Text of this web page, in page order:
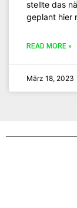
stellte das
geplant hier
READ MORE »
März 18, 2023